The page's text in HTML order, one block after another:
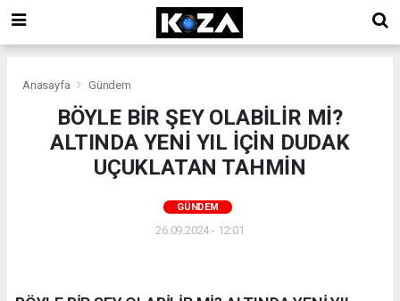
Anasayfa Gündem
BÖYLE BİR ŞEY OLABİLİR Mİ?
ALTINDA YENİ YIL İÇİN DUDAK
UÇUKLATAN TAHMİN
GÜNDEM
26.09.2024 - 12:01